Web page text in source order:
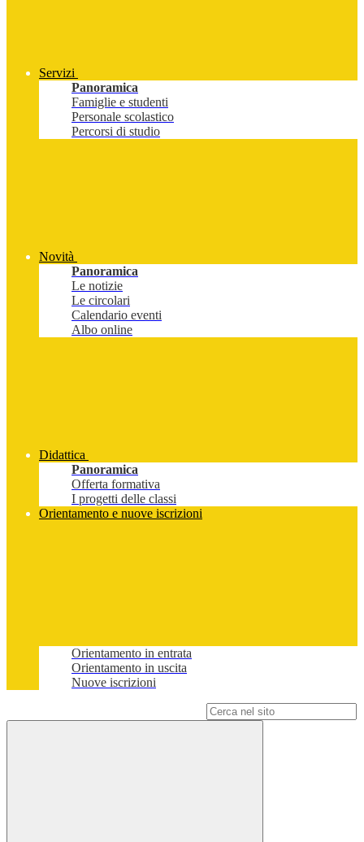
Servizi
Panoramica
Famiglie e studenti
Personale scolastico
Percorsi di studio
Novità
Panoramica
Le notizie
Le circolari
Calendario eventi
Albo online
Didattica
Panoramica
Offerta formativa
I progetti delle classi
Orientamento e nuove iscrizioni
Orientamento in entrata
Orientamento in uscita
Nuove iscrizioni